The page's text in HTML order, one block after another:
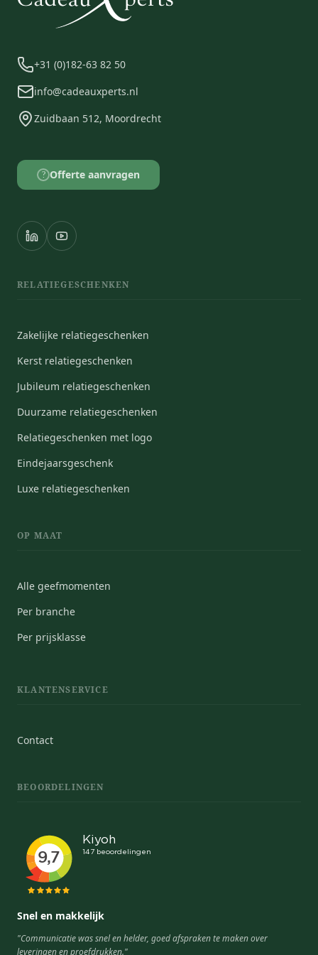
+31 (0)182-63 82 50
info@cadeauxperts.nl
Zuidbaan 512, Moordrecht
? Offerte aanvragen
RELATIEGESCHENKEN
Zakelijke relatiegeschenken
Kerst relatiegeschenken
Jubileum relatiegeschenken
Duurzame relatiegeschenken
Relatiegeschenken met logo
Eindejaarsgeschenk
Luxe relatiegeschenken
OP MAAT
Alle geefmomenten
Per branche
Per prijsklasse
KLANTENSERVICE
Contact
BEOORDELINGEN
Snel en makkelijk
"Communicatie was snel en helder, goed afspraken te maken over
leveringen en proefdrukken."